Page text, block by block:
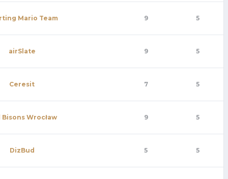
Mario Team 9 5
airSlate 9 5
Ceresit 7 5
Bisons Wrocław 9 5
DizBud 5 5